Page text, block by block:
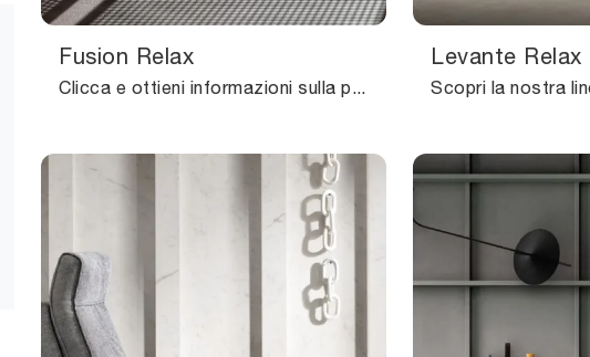
Fusion Relax Levante Relax